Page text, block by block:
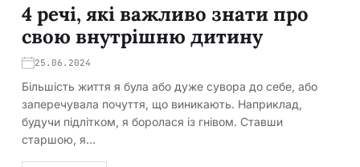
4 речі, які важливо знати про
свою внутрішню дитину
25.06.2024
Більшість життя я була або дуже сувора до себе, або
заперечувала почуття, що виникають. Наприклад,
будучи підлітком, я боролася із гнівом. Ставши
старшою, я…